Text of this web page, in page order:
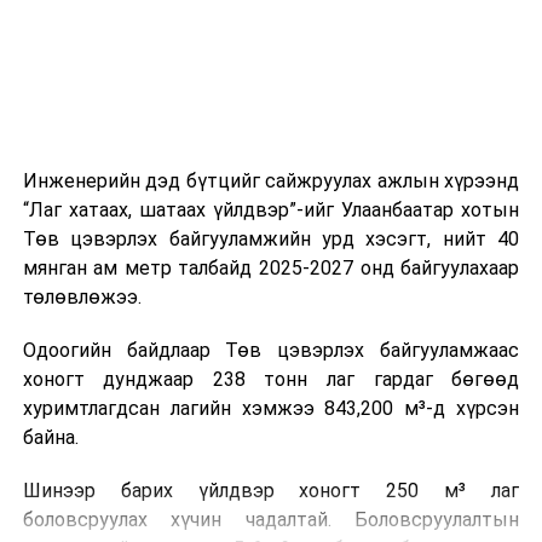
өдөр тутмын ажлын бэлэн байдлыг хангах зэрэг
практик ур чадварыг сургалтын хөтөлбөрт тусгажээ.
Сургалтыг танилцуулах лекц, асуулт-хариулт,
жишээнд суурилсан сургалт, багаар ажиллах дасгал,
танилцах, онцгой нөхцөлд ажиллах дадлага зэрэг
онол, практик хосолсон хэлбэрээр зохион байгуулж
байна.
зохион байгуулах Үндэсний хорооны Ажлын алба,
Нийслэлийн тээврийн газар, Автотээврийн үндэсний
Инженерийн дэд бүтцийг сайжруулах ажлын хүрээнд
“Лаг хатаах, шатаах үйлдвэр”-ийг Улаанбаатар хотын
Төв цэвэрлэх байгууламжийн урд хэсэгт, нийт 40
мянган ам метр талбайд 2025-2027 онд байгуулахаар
төлөвлөжээ.
Одоогийн байдлаар Төв цэвэрлэх байгууламжаас
хоногт дунджаар 238 тонн лаг гардаг бөгөөд
хуримтлагдсан лагийн хэмжээ 843,200 м³-д хүрсэн
байна.
Шинээр барих үйлдвэр хоногт 250 м³ лаг
боловсруулах хүчин чадалтай. Боловсруулалтын